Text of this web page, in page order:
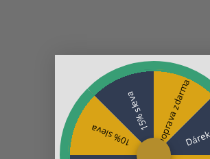
Doprava zdarmaDárek
10% sleva
15% sleva